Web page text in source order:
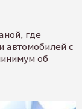
где
автомобилей с
об